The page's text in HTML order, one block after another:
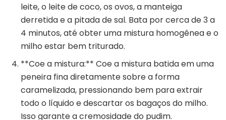
leite, o leite de coco, os ovos, a manteiga
derretida e a pitada de sal. Bata por cerca de 3 a
4 minutos, até obter uma mistura homogênea e o
milho estar bem triturado.
**Coe a mistura:** Coe a mistura batida em uma
peneira fina diretamente sobre a forma
caramelizada, pressionando bem para extrair
todo o líquido e descartar os bagaços do milho.
Isso garante a cremosidade do pudim.